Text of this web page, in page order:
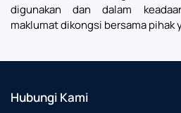
digunakan dan dalam
maklumat dikongsi bersama pihak
Hubungi Kami